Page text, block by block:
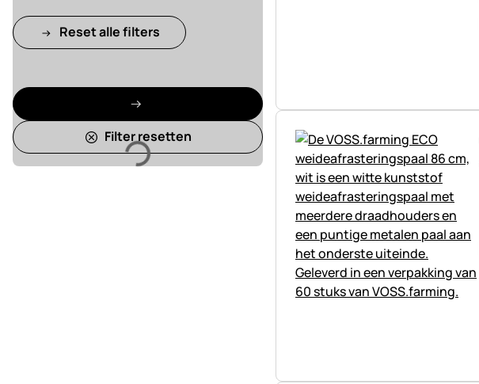
Laden
Reset alle filters
Filter resetten